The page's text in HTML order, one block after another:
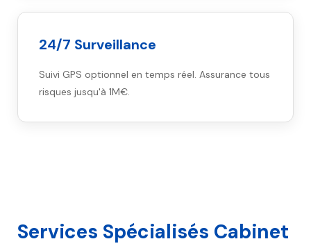
24/7 Surveillance
Suivi GPS optionnel en temps réel. Assurance tous
risques jusqu'à 1M€.
Services Spécialisés Cabinet